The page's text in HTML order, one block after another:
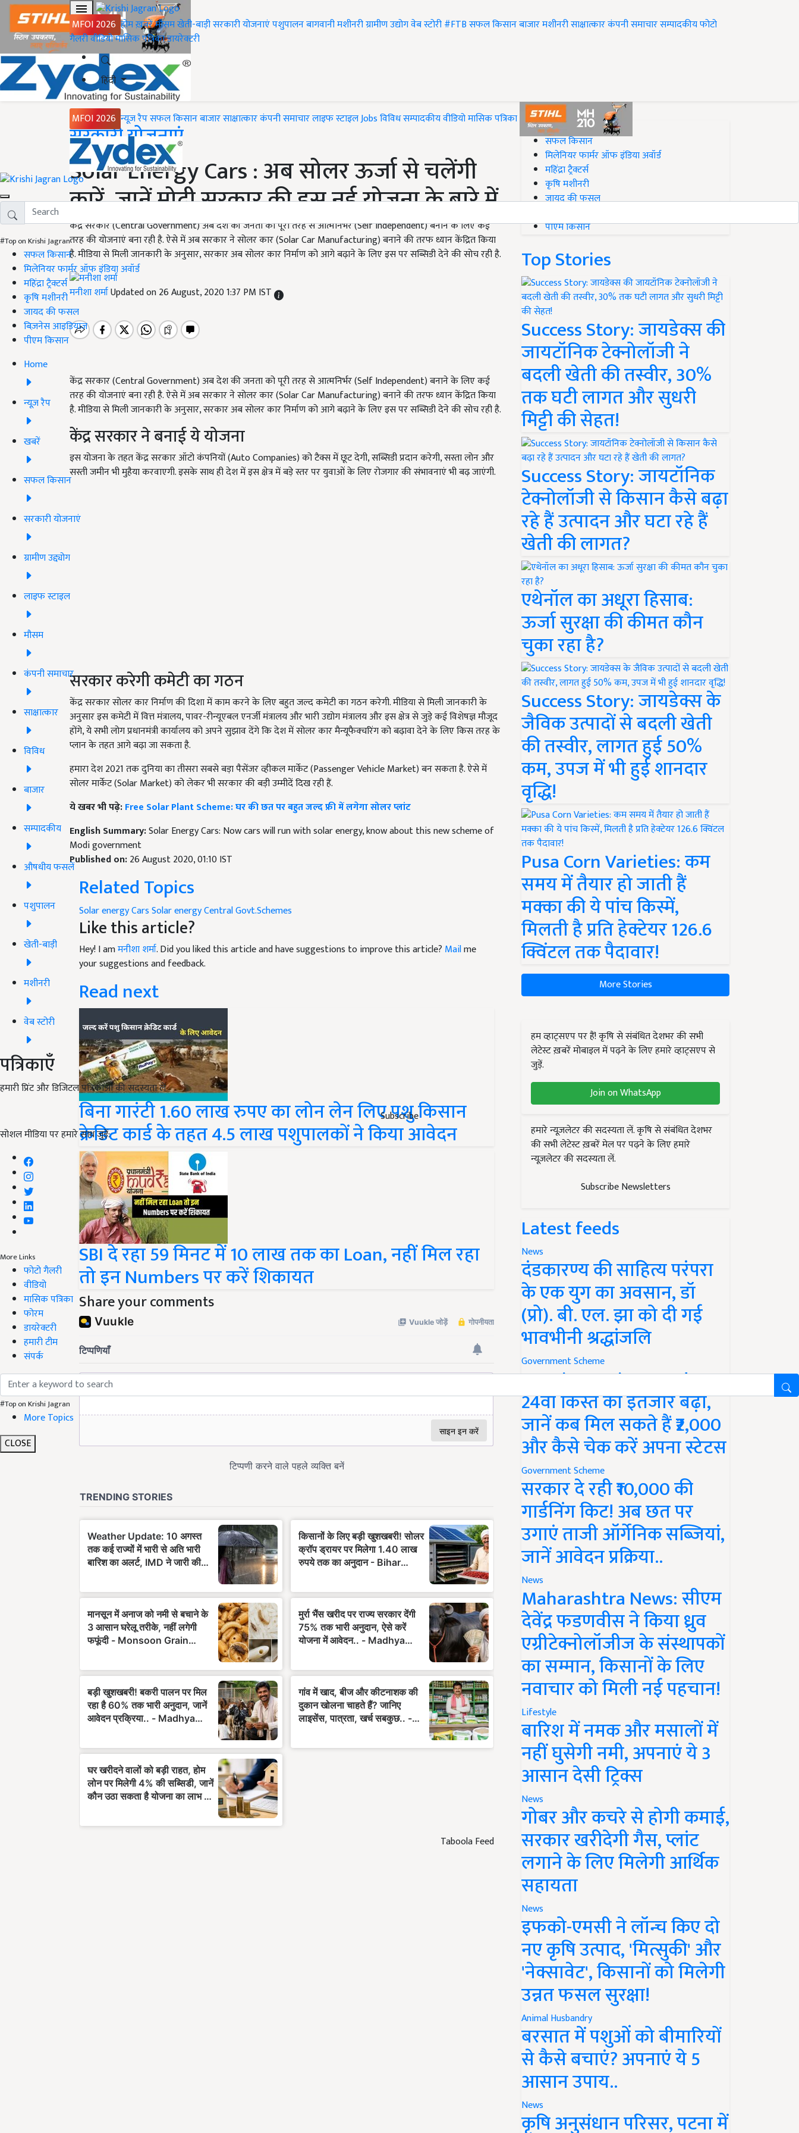
MFOI 2026 होमख़बरेंमौसमखेती-बाड़ीसरकारी योजनाएंपशुपालनबागवानीमशीनरीग्रामीण उद्योगवेब स्टोरी#FTBसफल किसानबाजारमशीनरीसाक्षात्कारकंपनी समाचारसम्पादकीयफोटो
गैलरीवीडियोमासिक पत्रिकाडायरेक्टरी
हिंदी
MFOI 2026 न्यूज़ रैपसफल किसानबाजारसाक्षात्कारकंपनी समाचारलाइफ स्टाइलJobsविविधसम्पादकीयवीडियोमासिक पत्रिका
#Top on Krishi Jagran
सफल किसान
मिलेनियर फार्मर ऑफ इंडिया अवॉर्ड
महिंद्रा ट्रैक्टर्स
कृषि मशीनरी
जायद की फसल
बिज़नेस आइडियाज
पीएम किसान
Home
न्यूज़ रैप
खबरें
सफल किसान
सरकारी योजनाएं
ग्रामीण उद्द्योग
लाइफ स्टाइल
मौसम
कंपनी समाचार
साक्षात्कार
विविध
बाजार
सम्पादकीय
औषधीय फसलें
पशुपालन
खेती-बाड़ी
मशीनरी
वेब स्टोरी
पत्रिकाएँ
हमारी प्रिंट और डिजिटल पत्रिकाओं की सदस्यता लें
Subscribe
सोशल मीडिया पर हमारे साथ जुड़ें:
More Links
फोटो गैलरी
वीडियो
मासिक पत्रिका
फोरम
डायरेक्टरी
हमारी टीम
संपर्क
#Top on Krishi Jagran
More Topics
CLOSE
Home
सरकारी योजनाएं
Solar Energy Cars : अब सोलर ऊर्जा से चलेंगी
कारें, जानें मोदी सरकार की इस नई योजना के बारे में
केंद्र सरकार (Central Government) अब देश की जनता को पूरी तरह से आत्मनिर्भर (Self Independent) बनाने के लिए कई
तरह की योजनाएं बना रही है. ऐसे में अब सरकार ने सोलर कार (Solar Car Manufacturing) बनाने की तरफ ध्यान केंद्रित किया
है. मीडिया से मिली जानकारी के अनुसार, सरकार अब सोलर कार निर्माण को आगे बढ़ाने के लिए इस पर सब्सिडी देने की सोच रही है.
मनीशा शर्माUpdated on 26 August, 2020 1:37 PM IST
केंद्र सरकार (Central Government) अब देश की जनता को पूरी तरह से आत्मनिर्भर (Self Independent) बनाने के लिए कई
तरह की योजनाएं बना रही है. ऐसे में अब सरकार ने सोलर कार (Solar Car Manufacturing) बनाने की तरफ ध्यान केंद्रित किया
है. मीडिया से मिली जानकारी के अनुसार, सरकार अब सोलर कार निर्माण को आगे बढ़ाने के लिए इस पर सब्सिडी देने की सोच रही है.
केंद्र सरकार ने बनाई ये योजना
इस योजना के तहत केंद्र सरकार ऑटो कंपनियों (Auto Companies) को टैक्स में छूट देगी, सब्सिडी प्रदान करेगी, सस्ता लोन और
सस्ती जमीन भी मुहैया करवाएगी. इसके साथ ही देश में इस क्षेत्र में बड़े स्तर पर युवाओं के लिए रोजगार की संभावनाएं भी बढ़ जाएंगी.
सरकार करेगी कमेटी का गठन
केंद्र सरकार सोलर कार निर्माण की दिशा में काम करने के लिए बहुत जल्द कमेटी का गठन करेगी. मीडिया से मिली जानकारी के
अनुसार इस कमेटी में वित्त मंत्रालय, पावर-रीन्यूएबल एनर्जी मंत्रालय और भारी उद्योग मंत्रालय और इस क्षेत्र से जुड़े कई विशेषज्ञ मौजूद
होंगे, ये सभी लोग प्रधानमंत्री कार्यालय को अपने सुझाव देंगे कि देश में सोलर कार मैन्यूफैक्चरिंग को बढ़ावा देने के लिए किस तरह के
प्लान के तहत आगे बढ़ा जा सकता है.
हमारा देश 2021 तक दुनिया का तीसरा सबसे बड़ा पैसेंजर व्हीकल मार्केट (Passenger Vehicle Market) बन सकता है. ऐसे में
सोलर मार्केट (Solar Market) को लेकर भी सरकार की बड़ी उम्मीदें दिख रही हैं.
ये खबर भी पढ़े:Free Solar Plant Scheme: घर की छत पर बहुत जल्द फ्री में लगेगा सोलर प्लांट
English Summary:Solar Energy Cars: Now cars will run with solar energy, know about this new scheme of
Modi government
Published on:26 August 2020, 01:10 IST
Related Topics
Solar energy CarsSolar energyCentral Govt.Schemes
Like this article?
Hey! I amमनीशा शर्मा. Did you liked this article and have suggestions to improve this article? Mailme
your suggestions and feedback.
Read next
बिना गारंटी 1.60 लाख रुपए का लोन लेन लिए पशु किसान
क्रेडिट कार्ड के तहत 4.5 लाख पशुपालकों ने किया आवेदन
SBI दे रहा 59 मिनट में 10 लाख तक का Loan, नहीं मिल रहा
तो इन Numbers पर करें शिकायत
Share your comments
Taboola Feed
#Top on Krishi Jagran
सफल किसान
मिलेनियर फार्मर ऑफ इंडिया अवॉर्ड
महिंद्रा ट्रैक्टर्स
कृषि मशीनरी
जायद की फसल
पीएम किसान
Top Stories
Success Story: जायडेक्स की
जायटॉनिक टेक्नोलॉजी ने
बदली खेती की तस्वीर, 30%
तक घटी लागत और सुधरी
मिट्टी की सेहत!
Success Story: जायटॉनिक
टेक्नोलॉजी से किसान कैसे बढ़ा
रहे हैं उत्पादन और घटा रहे हैं
खेती की लागत?
एथेनॉल का अधूरा हिसाब:
ऊर्जा सुरक्षा की कीमत कौन
चुका रहा है?
Success Story: जायडेक्स के
जैविक उत्पादों से बदली खेती
की तस्वीर, लागत हुई 50%
कम, उपज में भी हुई शानदार
वृद्धि!
Pusa Corn Varieties: कम
समय में तैयार हो जाती हैं
मक्का की ये पांच किस्में,
मिलती है प्रति हेक्टेयर 126.6
क्विंटल तक पैदावार!
More Stories
हम व्हाट्सएप पर हैं! कृषि से संबंधित देशभर की सभी
लेटेस्ट ख़बरें मोबाइल में पढ़ने के लिए हमारे व्हाट्सएप से
जुड़ें.
Join on WhatsApp
हमारे न्यूज़लेटर की सदस्यता लें. कृषि से संबंधित देशभर
की सभी लेटेस्ट ख़बरें मेल पर पढ़ने के लिए हमारे
न्यूज़लेटर की सदस्यता लें.
Subscribe Newsletters
Latest feeds
News
दंडकारण्य की साहित्य परंपरा
के एक युग का अवसान, डॉ
(प्रो). बी. एल. झा को दी गई
भावभीनी श्रद्धांजलि
Government Scheme
PM Kisan Yojana Update:
24वीं किस्त का इंतजार बढ़ा,
जानें कब मिल सकते हैं ₹2,000
और कैसे चेक करें अपना स्टेटस
Government Scheme
सरकार दे रही ₹10,000 की
गार्डनिंग किट! अब छत पर
उगाएं ताजी ऑर्गेनिक सब्जियां,
जानें आवेदन प्रक्रिया..
News
Maharashtra News: सीएम
देवेंद्र फडणवीस ने किया ध्रुव
एग्रीटेक्नोलॉजीज के संस्थापकों
का सम्मान, किसानों के लिए
नवाचार को मिली नई पहचान!
Lifestyle
बारिश में नमक और मसालों में
नहीं घुसेगी नमी, अपनाएं ये 3
आसान देसी ट्रिक्स
News
गोबर और कचरे से होगी कमाई,
सरकार खरीदेगी गैस, प्लांट
लगाने के लिए मिलेगी आर्थिक
सहायता
News
इफको-एमसी ने लॉन्च किए दो
नए कृषि उत्पाद, 'मित्सुकी' और
'नेक्सावेट', किसानों को मिलेगी
उन्नत फसल सुरक्षा!
Animal Husbandry
बरसात में पशुओं को बीमारियों
से कैसे बचाएं? अपनाएं ये 5
आसान उपाय..
News
कृषि अनुसंधान परिसर, पटना में